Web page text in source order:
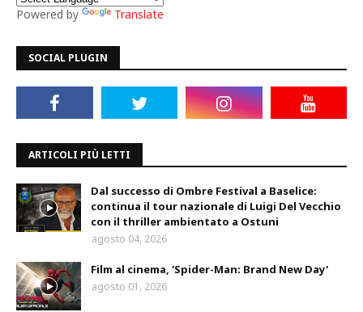
Powered by Translate
SOCIAL PLUGIN
ARTICOLI PIÙ LETTI
Dal successo di Ombre Festival a Baselice:
continua il tour nazionale di Luigi Del Vecchio
con il thriller ambientato a Ostuni
agosto 04, 2026
Film al cinema, 'Spider-Man: Brand New Day'
agosto 01, 2026